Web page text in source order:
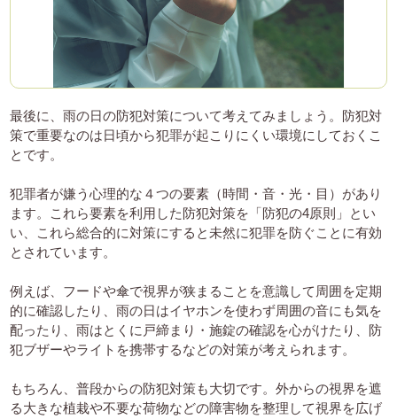
最後に、雨の日の防犯対策について考えてみましょう。防犯対
策で重要なのは日頃から犯罪が起こりにくい環境にしておくこ
とです。
犯罪者が嫌う心理的な４つの要素（時間・音・光・目）があり
ます。これら要素を利用した防犯対策を「防犯の4原則」とい
い、これら総合的に対策にすると未然に犯罪を防ぐことに有効
とされています。
例えば、フードや傘で視界が狭まることを意識して周囲を定期
的に確認したり、雨の日はイヤホンを使わず周囲の音にも気を
配ったり、雨はとくに戸締まり・施錠の確認を心がけたり、防
犯ブザーやライトを携帯するなどの対策が考えられます。
もちろん、普段からの防犯対策も大切です。外からの視界を遮
る大きな植栽や不要な荷物などの障害物を整理して視界を広げ